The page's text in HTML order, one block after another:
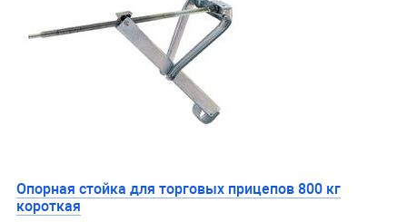
Опорная стойка для торговых прицепов 800 кг
короткая